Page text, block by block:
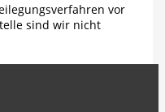
vor
sind wir nicht